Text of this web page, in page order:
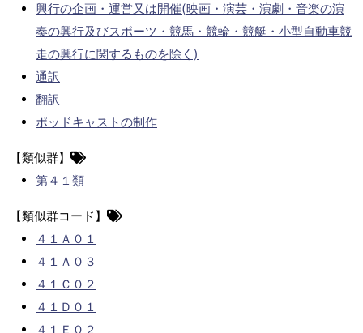
興行の企画・運営又は開催(映画・演芸・演劇・音楽の演
奏の興行及びスポーツ・競馬・競輪・競艇・小型自動車競
走の興行に関するものを除く)
通訳
翻訳
ポッドキャストの制作
【類似群】
第４１類
【類似群コード】
４１Ａ０１
４１Ａ０３
４１Ｃ０２
４１Ｄ０１
４１Ｅ０２